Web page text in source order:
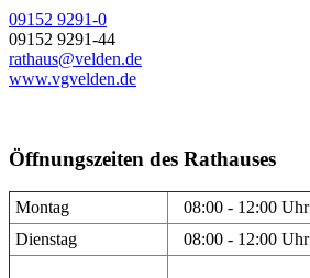
09152 9291-0
09152 9291-44
rathaus@velden.de
www.vgvelden.de
Öffnungszeiten des Rathauses
Montag 08:00 - 12:00 Uhr
Dienstag
08:00 - 12:00 Uhr